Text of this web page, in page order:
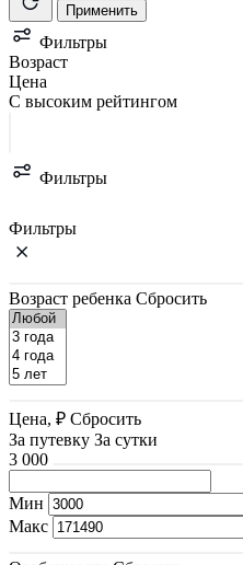
Применить
Фильтры
Возраст
Цена
С высоким рейтингом
Фильтры
Фильтры
Возраст ребенка Сбросить
Цена, ₽ Сбросить
За путевку За сутки
3 000
Мин
Макс